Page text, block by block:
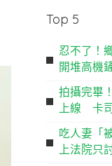
Top 5
忍不了！
開堆高機
拍攝完畢
上線 卡
吃人妻「
上法院只